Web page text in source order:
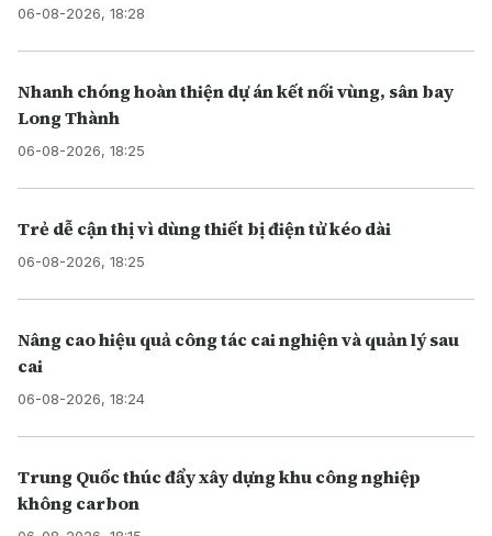
06-08-2026, 18:28
Nhanh chóng hoàn thiện dự án kết nối vùng, sân bay
Long Thành
06-08-2026, 18:25
Trẻ dễ cận thị vì dùng thiết bị điện tử kéo dài
06-08-2026, 18:25
Nâng cao hiệu quả công tác cai nghiện và quản lý sau
cai
06-08-2026, 18:24
Trung Quốc thúc đẩy xây dựng khu công nghiệp
không carbon